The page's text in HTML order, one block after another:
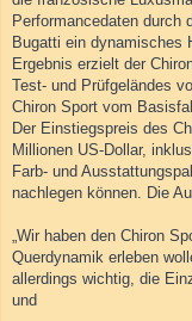
Performancedaten durch
Bugatti ein dynamisches
Ergebnis erzielt der
Test- und Prüfgeländes
Chiron Sport vom
Der Einstiegspreis des
Millionen US-Dollar,
Farb- und
nachlegen können. Die
„Wir haben den Chiron
Querdynamik erleben
allerdings wichtig, die
und